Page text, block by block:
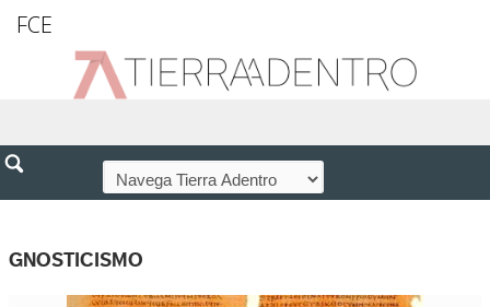
FCE
GNOSTICISMO